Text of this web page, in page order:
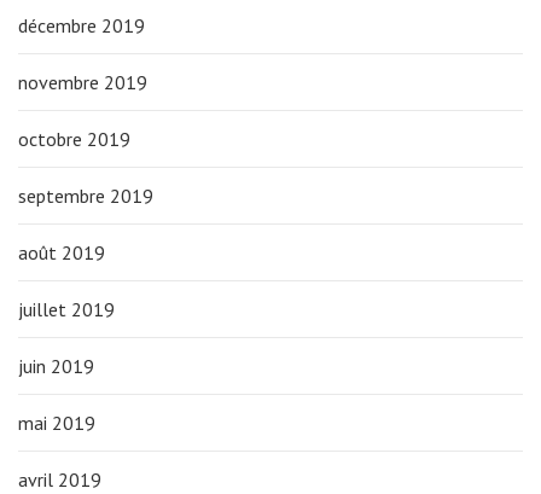
décembre 2019
novembre 2019
octobre 2019
septembre 2019
août 2019
juillet 2019
juin 2019
mai 2019
avril 2019